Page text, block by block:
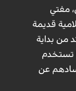
مفتي
قديمة
من بداية
تستخدم
عن